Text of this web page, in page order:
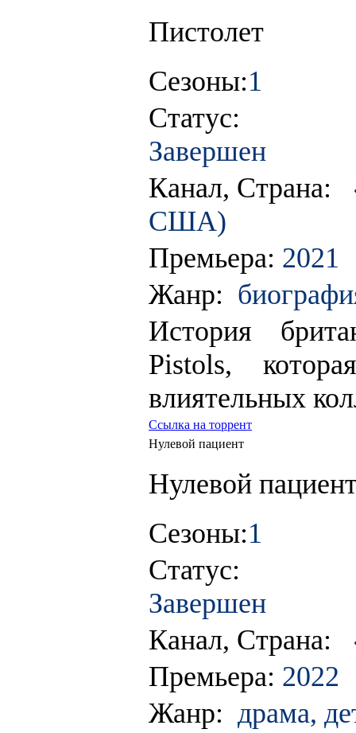
Пистолет
Сезоны:1
Статус:
Завершен
Канал, Страна:
США)
Премьера: 2021
Жанр:
История
Pistols,
влиятельных
Ссылка на торрент
Нулевой пациент
Нулевой
Сезоны:1
Статус:
Завершен
Канал, Страна:
Премьера: 2022
Жанр: драма,